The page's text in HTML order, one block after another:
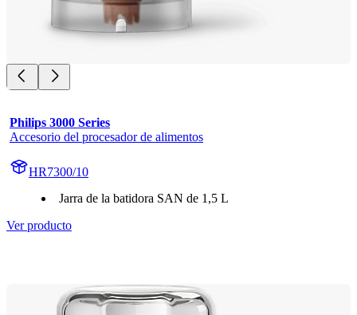
Philips 3000 Series
Accesorio del procesador de alimentos
HR7300/10
Jarra de la batidora SAN de 1,5 L
Ver producto